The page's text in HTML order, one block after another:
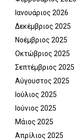
Ιανουάριος 2026
Δεκέμβριος 2025
Νοέμβριος 2025
Οκτώβριος 2025
Σεπτέμβριος 2025
Αύγουστος 2025
Ιούλιος 2025
Ιούνιος 2025
Μάιος 2025
Απρίλιος 2025